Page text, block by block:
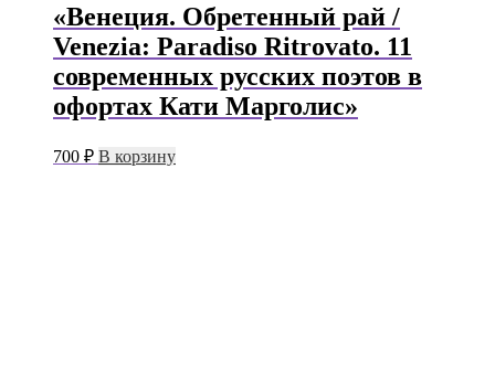
«Венеция. Обретенный рай /
Venezia: Paradiso Ritrovato. 11
современных русских поэтов в
офортах Кати Марголис»
700 ₽ В корзину